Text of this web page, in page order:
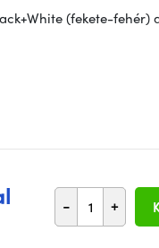
(fekete-fehér)
- +